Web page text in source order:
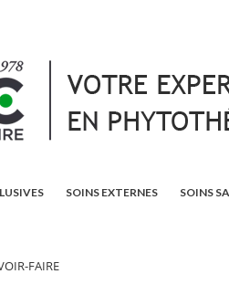
SOINS EXTERNES SOINS
FAIRE